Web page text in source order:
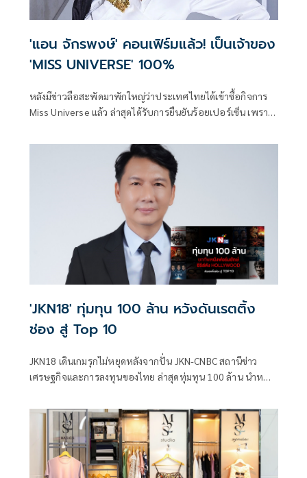
'แอน จักรพงษ์' คอนเฟิร์มแล้ว! เป็นเจ้าของ
'MISS UNIVERSE' 100%
หลังมีข่าวลือสะพัดมาพักใหญ่ว่าประเทศไทยได้เข้าซื้อกิจการ
Miss Universe แล้ว ล่าสุดได้รับการยืนยันร้อยเปอร์เซ็น เพราะ
จักราจุฑาธิบดิ์ เจ้าของบริษัท เจเคเอ็น โกลบอล มีเดีย จำกัด ได้
ออกมาคอมเฟิร์มด้วยตัวเอง
'JKN18' ทุ่มทุน 100 ล้าน หวังดันเรตติ้ง
ช่อง สู่ Top 10
JKN18 เดินเกมรุกไม่หยุดหลังจากปั่น JKN-CNBC สถานีข่าว
เศรษฐกิจและการลงทุนของไทย ล่าสุดทุ่มทุน 100 ล้าน นำหนัง
ขยายฐานคนดูทั่วไป ดันเรตติ้งสู่ Top 10 ดิจิตัลทีวี จัดเต็มความ
มันส์กระหึ่มชิดขอบจอกับ 2 รายการภาพยนตร์ ทุกวันเสาร์ -
อาทิตย์ ชมต่อเนื่อง ตั้งแต่เวลา 09.00-13.00 น. กับรายการ BIG
MOVIE และรายการ SUPER MOVIE พบกับที่สุดของหนังฮิต
โปรแกรมยักษ์ ทุกวันอาทิตย์ เวลา 21.00 น. ห้ามพลาดรับชม